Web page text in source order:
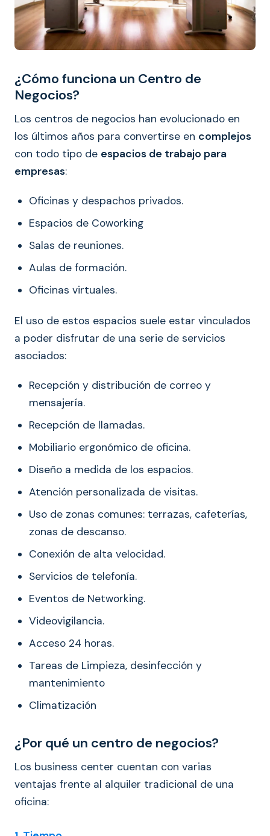
¿Cómo funciona un Centro de
Negocios?
Los centros de negocios han evolucionado en
los últimos años para convertirse en complejos
con todo tipo de espacios de trabajo para
empresas:
Oficinas y despachos privados.
Espacios de Coworking
Salas de reuniones.
Aulas de formación.
Oficinas virtuales.
El uso de estos espacios suele estar vinculados
a poder disfrutar de una serie de servicios
asociados:
Recepción y distribución de correo y
mensajería.
Recepción de llamadas.
Mobiliario ergonómico de oficina.
Diseño a medida de los espacios.
Atención personalizada de visitas.
Uso de zonas comunes: terrazas, cafeterías,
zonas de descanso.
Conexión de alta velocidad.
Servicios de telefonía.
Eventos de Networking.
Videovigilancia.
Acceso 24 horas.
Tareas de Limpieza, desinfección y
mantenimiento
Climatización
¿Por qué un centro de negocios?
Los business center cuentan con varias
ventajas frente al alquiler tradicional de una
oficina: